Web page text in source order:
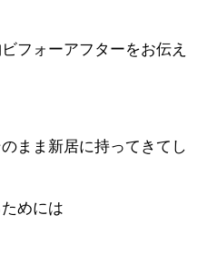
フォーアフターをお伝え
まま新居に持ってきてし
めには